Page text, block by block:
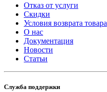
Отказ от услуги
Скидки
Условия возврата товара
О нас
Документация
Новости
Статьи
Служба поддержки